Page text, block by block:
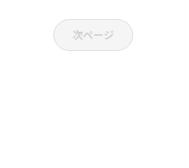
次ページ